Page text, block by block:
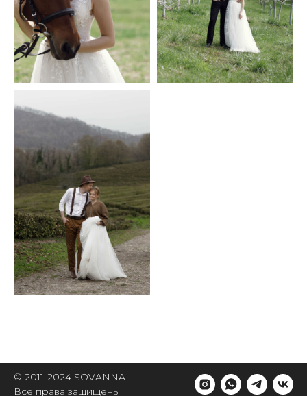
© 2011-2024 SOVANNA
Все права защищены